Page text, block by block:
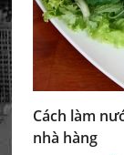
Cách làm
nhà hàng